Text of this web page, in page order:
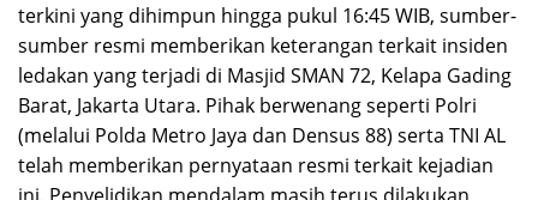
terkini yang dihimpun hingga pukul 16:45 WIB, sumber-
sumber resmi memberikan keterangan terkait insiden
ledakan yang terjadi di Masjid SMAN 72, Kelapa Gading
Barat, Jakarta Utara. Pihak berwenang seperti Polri
(melalui Polda Metro Jaya dan Densus 88) serta TNI AL
telah memberikan pernyataan resmi terkait kejadian
ini. Penyelidikan mendalam masih terus dilakukan,